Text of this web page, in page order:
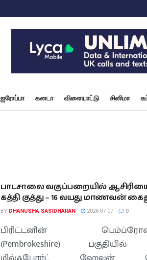
ஐரோப்பா கனடா விளையாட்டு சினிமா
பாடசாலை வகுப்பறையில்
கத்தி குத்து – 16 வயது மாணவன்
BY DHANUSHA SASIDHARAN 2026-07-07 0
பிரிட்டனின்
(Pembrokeshire)